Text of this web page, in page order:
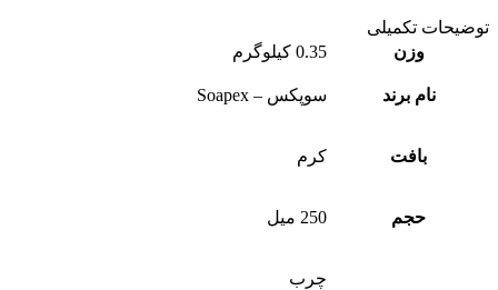
تکمیلی
وزن
0.35 کیلوگرم
نام برند سوپکس – Soapex
بافت کرم
حجم
چرب